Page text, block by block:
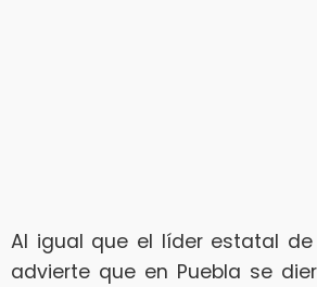
Al igual que el líder estatal de
advierte que en Puebla se